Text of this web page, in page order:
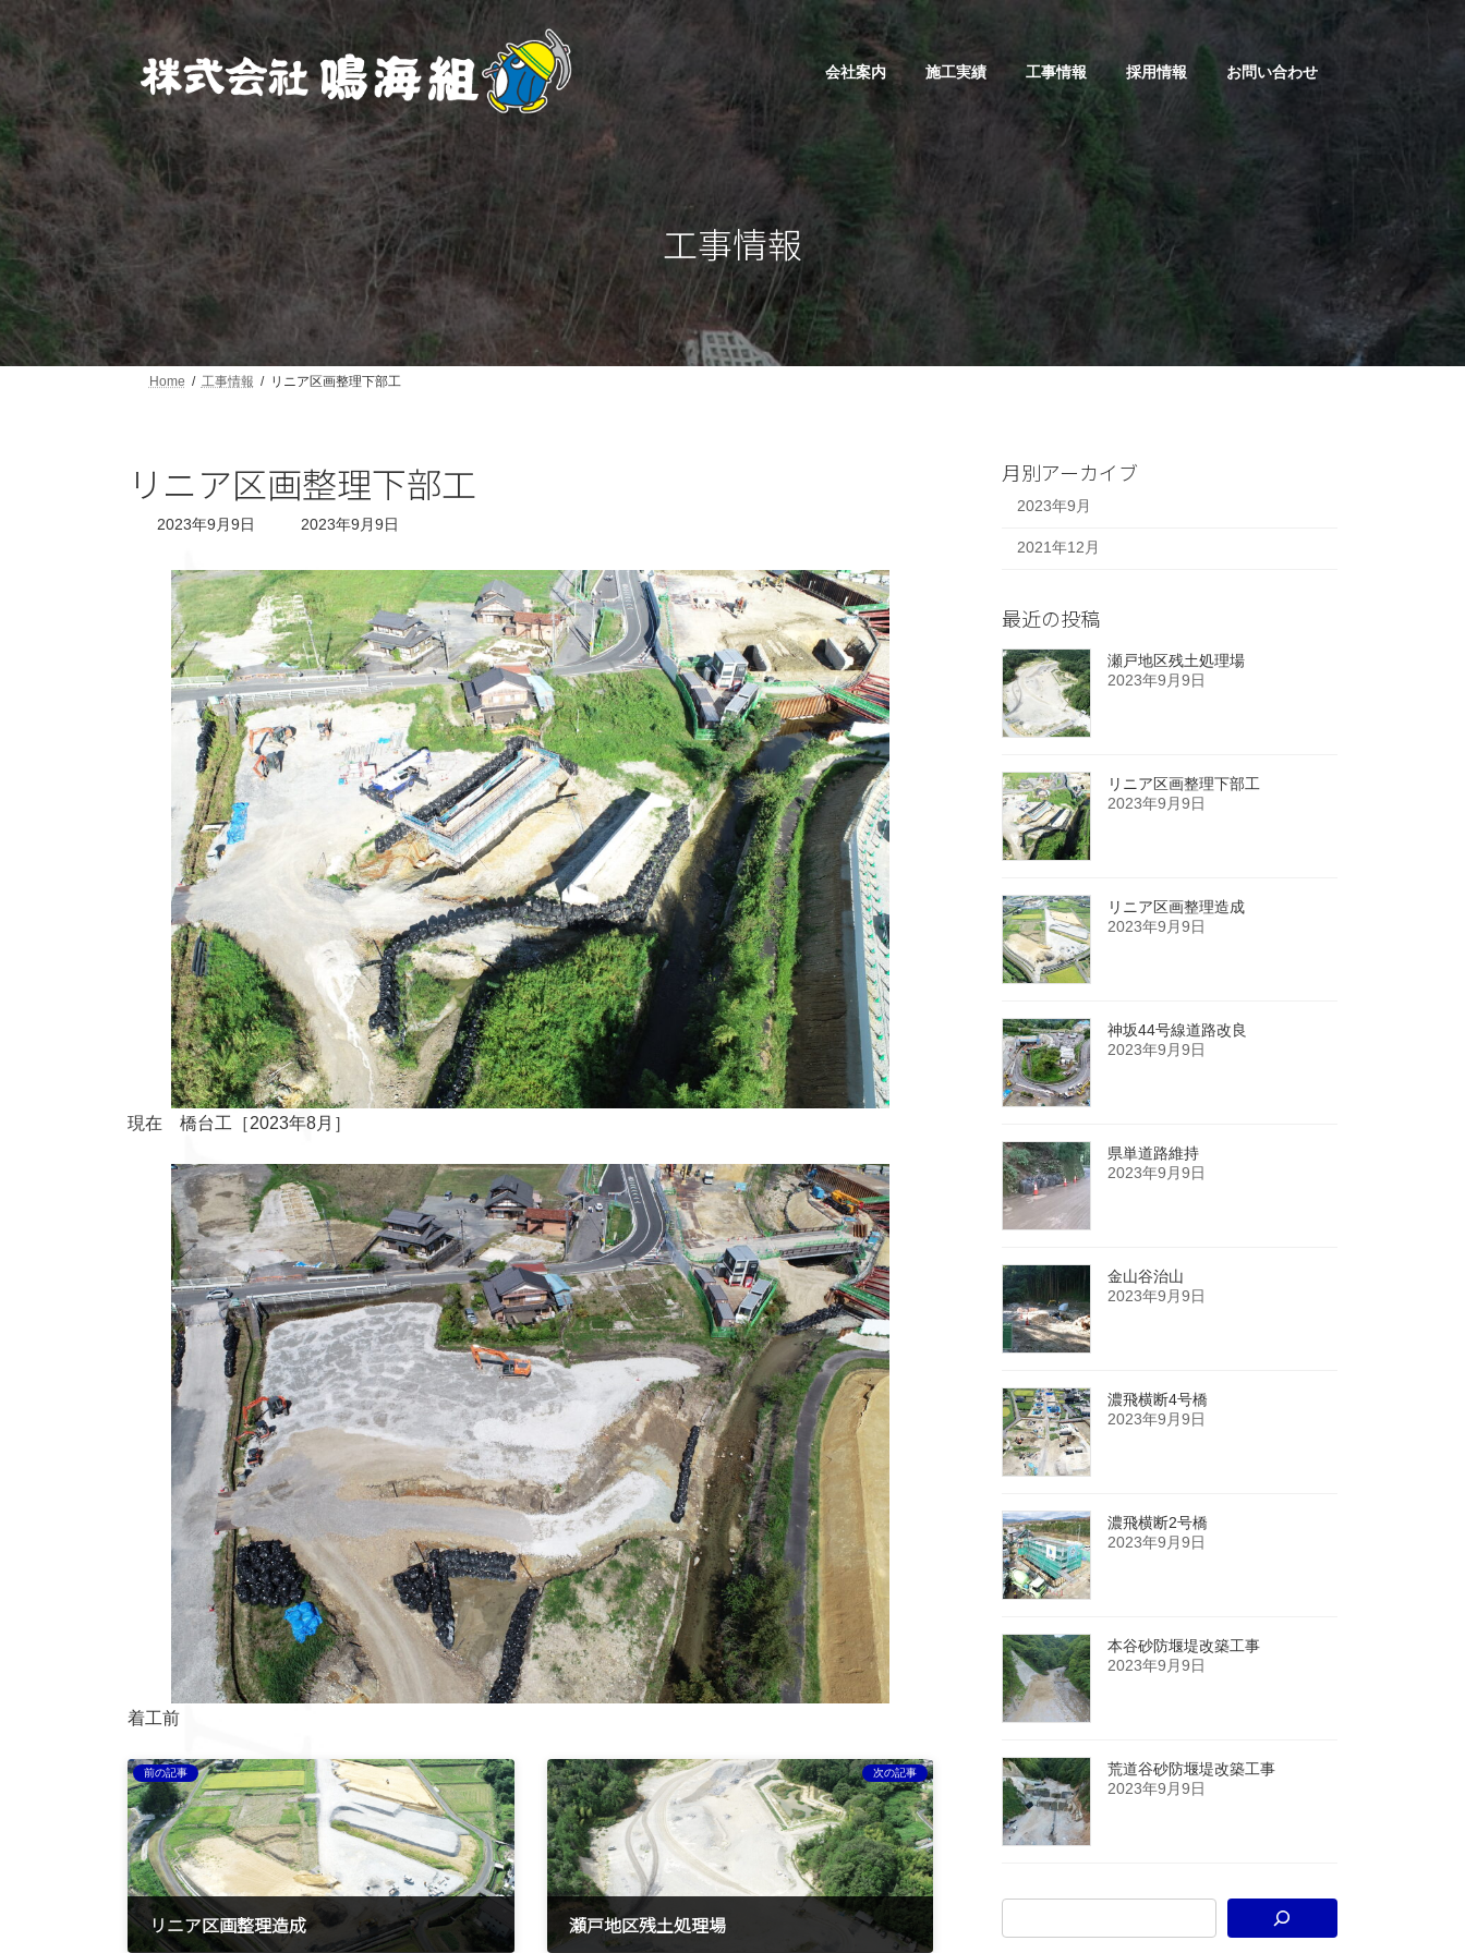
テ
ン
ツ
へ
ス
キ
ッ
プ
ゲ
ー
シ
ョ
ン
に
移
動
会社案内 施工実績 工事情報 採用情報 お問い合わせ
工事情報
Home 工事情報 リニア区画整理下部工
リニア区画整理下部工
2023年9月9日
最
新
日
時
:
2023年9月9日
現在 橋台工［2023年8月］
着工前
前の記事
リニア区画整理造成
次の記事
瀬戸地区残土処理場
月別アーカイブ
2023年9月
2021年12月
最近の投稿
瀬戸地区残土処理場
2023年9月9日
リニア区画整理下部工
2023年9月9日
リニア区画整理造成
2023年9月9日
神坂44号線道路改良
2023年9月9日
県単道路維持
2023年9月9日
金山谷治山
2023年9月9日
濃飛横断4号橋
2023年9月9日
濃飛横断2号橋
2023年9月9日
本谷砂防堰堤改築工事
2023年9月9日
荒道谷砂防堰堤改築工事
2023年9月9日